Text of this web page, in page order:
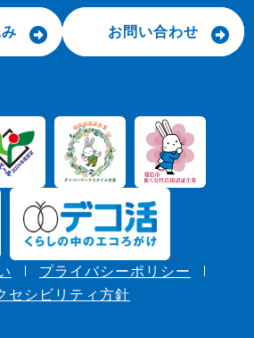
お問い合わせ
プライバシーポリシー
セシビリティ方針